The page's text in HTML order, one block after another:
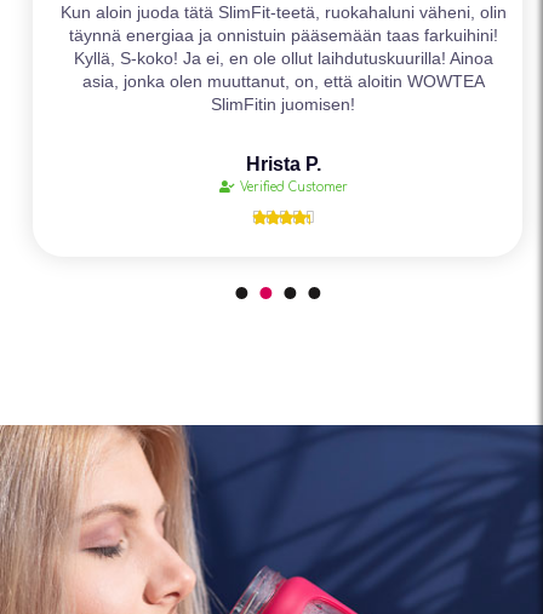
Kun aloin juoda tätä SlimFit-teetä, ruokahaluni väheni, olin
täynnä energiaa ja onnistuin pääsemään taas farkuihini!
Kyllä, S-koko! Ja ei, en ole ollut laihdutuskuurilla! Ainoa
asia, jonka olen muuttanut, on, että aloitin WOWTEA
SlimFitin juomisen!
Hrista P.
Verified Customer
    